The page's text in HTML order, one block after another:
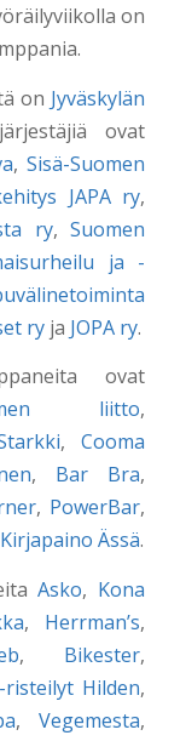
on
on Jyväskylän
ovat
,Sisä-Suomen
JAPA ry,
ry,Suomen
ja -
ryja JOPA ry.
ovat
liitto,
,Cooma
, Bar Bra,
, PowerBar,
Kirjapaino Ässä.
Asko, Kona
, Herrman’s,
, Bikester,
risteilyt Hilden,
,Vegemesta,